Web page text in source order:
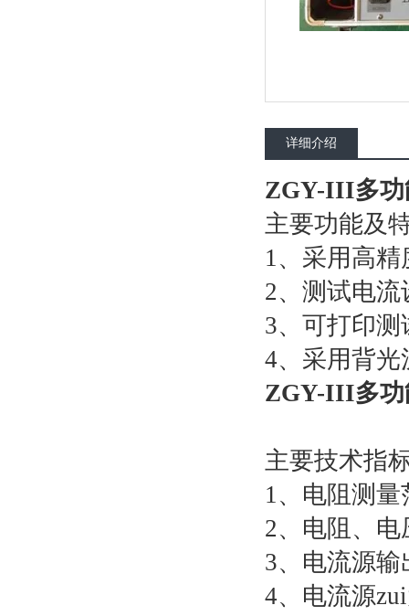
详细介绍
ZGY-III多功
主要功能及
1、采用高
2、测试电
3、可打印测
4、采用背
ZGY-III多功
主要技术指
1、电阻测
2、电阻、电
3、电流源
4、电流源